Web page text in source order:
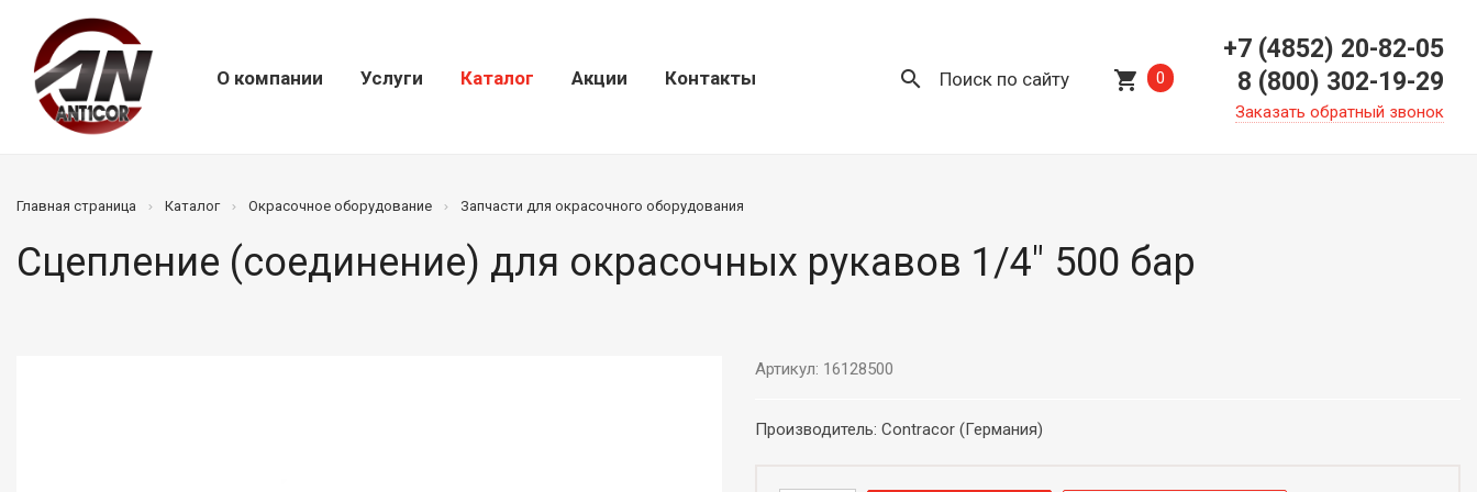
О компании Услуги Каталог Акции Контакты search Поиск по сайту shopping_cart 0
+7 (4852) 20-82-05
8 (800) 302-19-29
Заказать обратный звонок
Главная страница Каталог Окрасочное оборудование Запчасти для окрасочного оборудования
Сцепление (соединение) для окрасочных рукавов 1/4" 500 бар
Артикул: 16128500
Производитель: Contracor (Германия)